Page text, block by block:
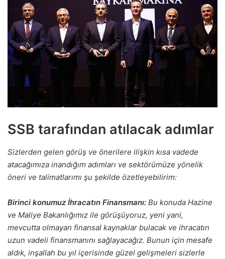
SSB tarafından atılacak adımlar
Sizlerden gelen görüş ve önerilere ilişkin kısa vadede
atacağımıza inandığım adımları ve sektörümüze yönelik
öneri ve talimatlarımı şu şekilde özetleyebilirim:
Birinci konumuz İhracatın Finansmanı: Bu konuda Hazine
ve Maliye Bakanlığımız ile görüşüyoruz, yeni yani,
mevcutta olmayan finansal kaynaklar bulacak ve ihracatın
uzun vadeli finansmanını sağlayacağız. Bunun için mesafe
aldık, inşallah bu yıl içerisinde güzel gelişmeleri sizlerle